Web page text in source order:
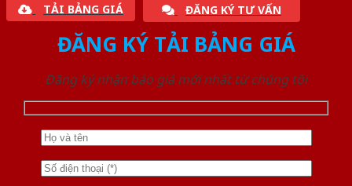
TẢI BẢNG GIÁ ĐĂNG KÝ TƯ VẤN
ĐĂNG KÝ TẢI BẢNG GIÁ
Đăng ký nhận báo giá mới nhất từ chúng tôi